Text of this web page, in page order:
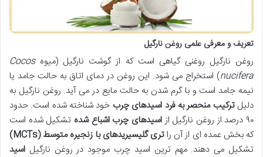
تعریف و معرفی علمی روغن نارگیل
روغن نارگیل روغنی گیاهی است که از گوشت نارگیل (میوهCocos
nucifera) استخراج می شود. این روغن در دمای اتاق به حالت جامد یا
نیمه جامد است و با گرم شدن به حالت مایع در می آید. روغن نارگیل به
دلیلترکیب منحصر به فرد اسیدهای چرب خود شناخته شده است. حدود
۹۰ درصد از روغن نارگیل از
اسیدهای چرب اشباع شده تشکیل شده است
که بخش عمده ای از آن راتری گلیسیریدهای با زنجیره متوسط(MCTs)
تشکیل می دهند. مهم ترین اسید چرب موجود در روغن نارگیل اسید